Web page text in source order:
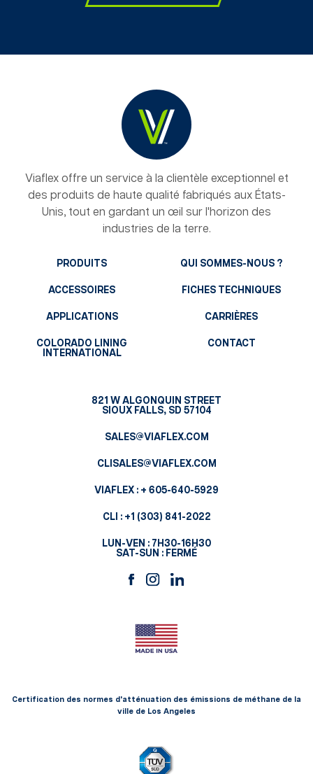
Viaflex offre un service à la clientèle exceptionnel et
des produits de haute qualité fabriqués aux États-
Unis, tout en gardant un œil sur l'horizon des
industries de la terre.
PRODUITS
ACCESSOIRES
APPLICATIONS
COLORADO LINING
INTERNATIONAL
QUI SOMMES-NOUS ?
FICHES TECHNIQUES
CARRIÈRES
CONTACT
821 W ALGONQUIN STREET
SIOUX FALLS, SD 57104
SALES@VIAFLEX.COM
CLISALES@VIAFLEX.COM
VIAFLEX : + 605-640-5929
CLI : +1 (303) 841-2022
LUN-VEN : 7H30-16H30
SAT-SUN : FERMÉ
Certification des normes d'atténuation des émissions de méthane de la
ville de Los Angeles